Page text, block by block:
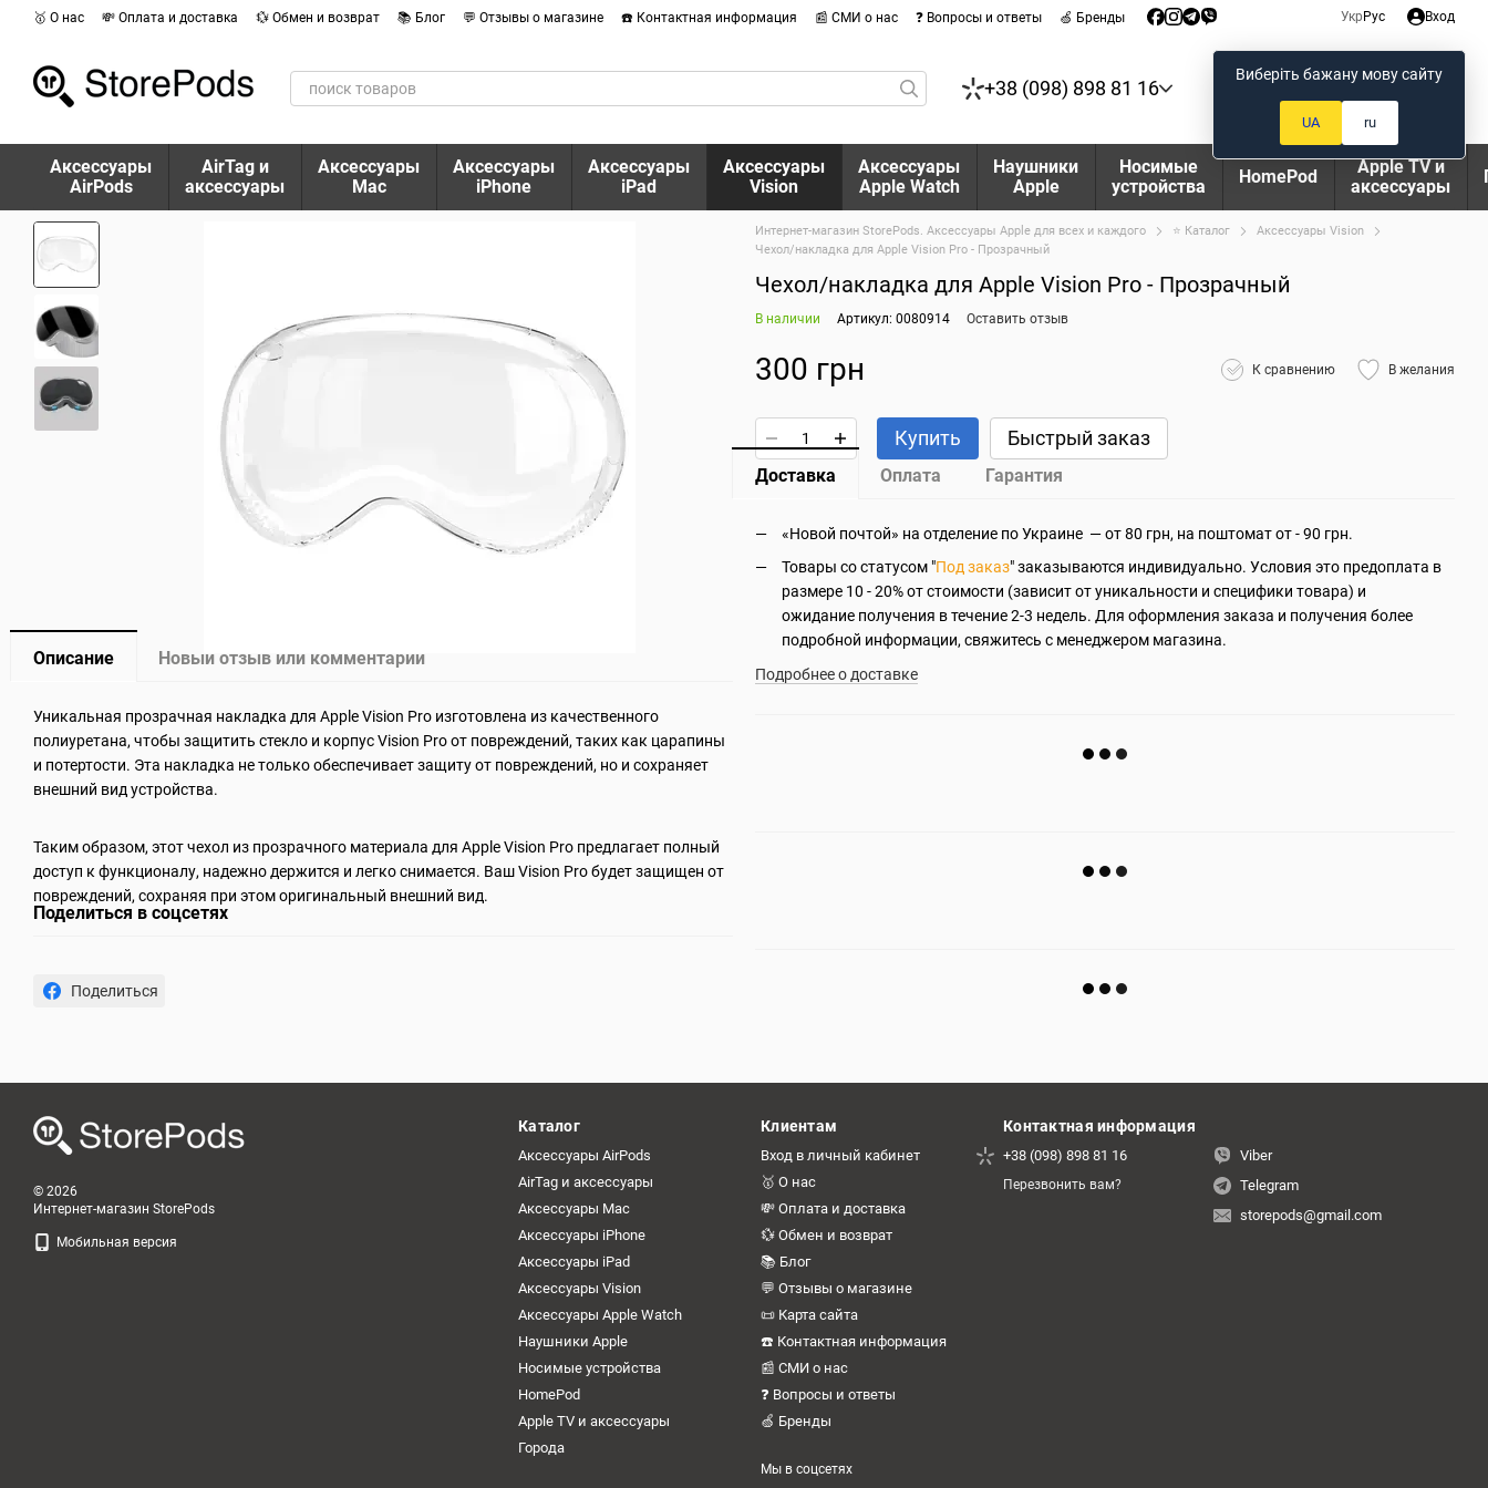
Перейти к основному контенту
🥇 О нас 💸 Оплата и доставка 💱 Обмен и возврат 📚 Блог 💬 Отзывы о магазине ☎️ Контактная информация 📰 СМИ о нас ❓ Вопросы и ответы 🍏 Бренды Укр Рус Вход
+38 (098) 898 81 16 Мой заказ
Аксессуары
AirPods
AirTag и
аксессуары
Аксессуары
Mac
Аксессуары
iPhone
Аксессуары
iPad
Аксессуары
Vision
Аксессуары
Apple Watch
Наушники
Apple
Носимые
устройства
HomePod
Apple TV и
аксессуары
Описание Новый отзыв или комментарий
Уникальная прозрачная накладка для Apple Vision Pro изготовлена из качественного
полиуретана, чтобы защитить стекло и корпус Vision Pro от повреждений, таких как царапины
и потертости. Эта накладка не только обеспечивает защиту от повреждений, но и сохраняет
внешний вид устройства.
Таким образом, этот чехол из прозрачного материала для Apple Vision Pro предлагает полный
доступ к функционалу, надежно держится и легко снимается. Ваш Vision Pro будет защищен от
повреждений, сохраняя при этом оригинальный внешний вид.
Поделиться в соцсетях
Поделиться
Интернет-магазин StorePods. Аксессуары Apple для всех и каждого ⭐ Каталог
Аксессуары Vision
Чехол/накладка для Apple Vision Pro - Прозрачный
Чехол/накладка для Apple Vision Pro - Прозрачный
В наличии Артикул: 0080914 Оставить отзыв
300 грн К сравнению В желания
Купить Быстрый заказ
Доставка Оплата Гарантия
«Новой почтой» на отделение по Украине — от 80 грн, на поштомат от - 90 грн.
Товары со статусом "Под заказ" заказываются индивидуально. Условия это предоплата в
размере 10 - 20% от стоимости (зависит от уникальности и специфики товара) и
ожидание получения в течение 2-3 недель. Для оформления заказа и получения более
подробной информации, свяжитесь с менеджером магазина.
Подробнее о доставке
© 2026
Интернет-магазин StorePods
Мобильная версия
Каталог
Аксессуары AirPods
AirTag и аксессуары
Аксессуары Mac
Аксессуары iPhone
Аксессуары iPad
Аксессуары Vision
Аксессуары Apple Watch
Наушники Apple
Носимые устройства
HomePod
Apple TV и аксессуары
Города
Клиентам
Вход в личный кабинет
🥇 О нас
💸 Оплата и доставка
💱 Обмен и возврат
📚 Блог
💬 Отзывы о магазине
📜 Карта сайта
☎️ Контактная информация
📰 СМИ о нас
❓ Вопросы и ответы
🍏 Бренды
Мы в соцсетях
Контактная информация
+38 (098) 898 81 16
Перезвонить вам?
Viber
Telegram
storepods@gmail.com
Виберіть бажану мову сайту
UA ru